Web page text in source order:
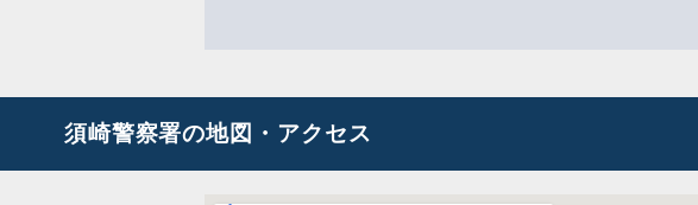
須崎警察署の地図・アクセス